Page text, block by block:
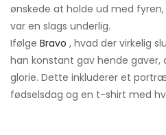
ønskede at holde ud med
var en slags underlig.
Ifølge Bravo , hvad der virkelig
han konstant gav hende gaver,
glorie. Dette inkluderer et
fødselsdag og en t-shirt med